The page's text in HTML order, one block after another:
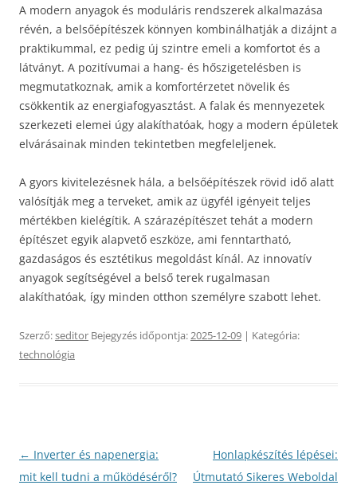
A modern anyagok és moduláris rendszerek alkalmazása
révén, a belsőépítészek könnyen kombinálhatják a dizájnt a
praktikummal, ez pedig új szintre emeli a komfortot és a
látványt. A pozitívumai a hang- és hőszigetelésben is
megmutatkoznak, amik a komfortérzetet növelik és
csökkentik az energiafogyasztást. A falak és mennyezetek
szerkezeti elemei úgy alakíthatóak, hogy a modern épületek
elvárásainak minden tekintetben megfeleljenek.
A gyors kivitelezésnek hála, a belsőépítészek rövid idő alatt
valósítják meg a terveket, amik az ügyfél igényeit teljes
mértékben kielégítik. A szárazépítészet tehát a modern
építészet egyik alapvető eszköze, ami fenntartható,
gazdaságos és esztétikus megoldást kínál. Az innovatív
anyagok segítségével a belső terek rugalmasan
alakíthatóak, így minden otthon személyre szabott lehet.
Szerző:seditor Bejegyzés időpontja:2025-12-09 | Kategória:
technológia
Bejegyzés
navigáció
← Inverter és napenergia:
mit kell tudni a működéséről?
Honlapkészítés lépései:
Útmutató Sikeres Weboldal